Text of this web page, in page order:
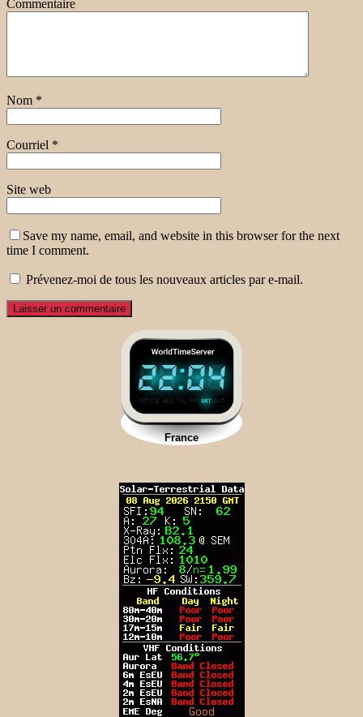
Commentaire
Nom *
Courriel *
Site web
Save my name, email, and website in this browser for the next
time I comment.
Prévenez-moi de tous les nouveaux articles par e-mail.